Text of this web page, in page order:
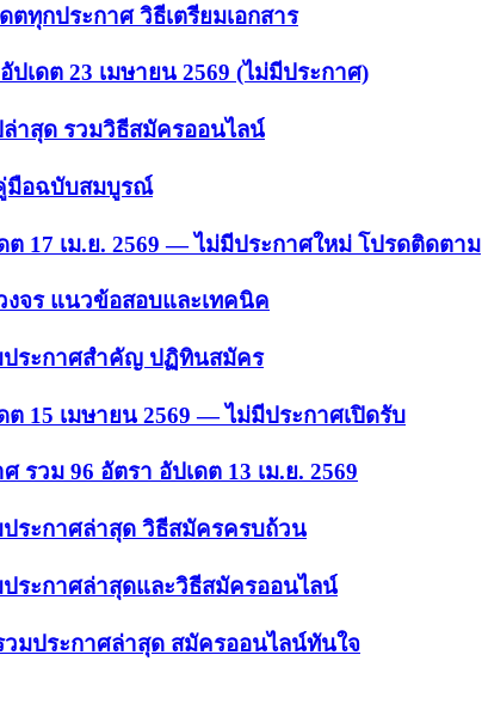
ตทุกประกาศ วิธีเตรียมเอกสาร
เดต 23 เมษายน 2569 (ไม่มีประกาศ)
ล่าสุด รวมวิธีสมัครออนไลน์
มือฉบับสมบูรณ์
17 เม.ย. 2569 — ไม่มีประกาศใหม่ โปรดติดตาม
งจร แนวข้อสอบและเทคนิค
ประกาศสำคัญ ปฏิทินสมัคร
15 เมษายน 2569 — ไม่มีประกาศเปิดรับ
รวม 96 อัตรา อัปเดต 13 เม.ย. 2569
ประกาศล่าสุด วิธีสมัครครบถ้วน
ระกาศล่าสุดและวิธีสมัครออนไลน์
มประกาศล่าสุด สมัครออนไลน์ทันใจ